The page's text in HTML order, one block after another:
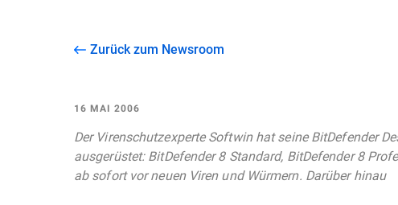
Zurück zum Newsroom
16 MAI 2006
Der Virenschutzexperte Softwin hat seine BitDefender
ausgerüstet: BitDefender 8 Standard, BitDefender 8
ab sofort vor neuen Viren und Würmern. Darüber hinau